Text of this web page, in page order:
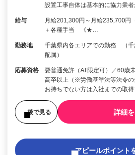
設置工事自体は基本的に協力業
給与
月給201,300円～月給235,700円
＋各種手当 《★…
勤務地
千葉県内各エリアでの勤務 （千
配属）
応募資格
要普通免許（AT限定可）／60歳
高卒以上（※労働基準法等法令
お持ちでない方は入社までの取得
後で見る 詳細
アピールポイント